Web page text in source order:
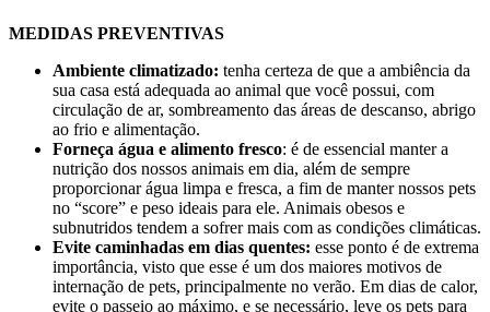
MEDIDAS PREVENTIVAS
Ambiente climatizado: tenha certeza de que a ambiência da
sua casa está adequada ao animal que você possui, com
circulação de ar, sombreamento das áreas de descanso, abrigo
ao frio e alimentação.
Forneça água e alimento fresco: é de essencial manter a
nutrição dos nossos animais em dia, além de sempre
proporcionar água limpa e fresca, a fim de manter nossos pets
no “score” e peso ideais para ele. Animais obesos e
subnutridos tendem a sofrer mais com as condições climáticas.
Evite caminhadas em dias quentes: esse ponto é de extrema
importância, visto que esse é um dos maiores motivos de
internação de pets, principalmente no verão. Em dias de calor,
evite o passeio ao máximo, e se necessário, leve os pets para